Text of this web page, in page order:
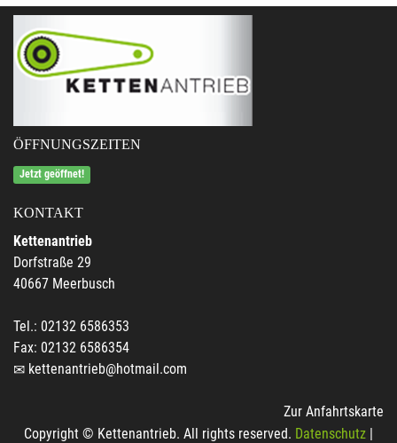
ÖFFNUNGSZEITEN
Jetzt geöffnet!
KONTAKT
Kettenantrieb
Dorfstraße 29
40667 Meerbusch
Tel.: 02132 6586353
Fax: 02132 6586354
kettenantrieb@hotmail.com
Zur Anfahrtskarte
Copyright © Kettenantrieb. All rights reserved. Datenschutz |